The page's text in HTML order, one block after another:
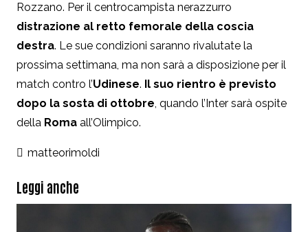
Rozzano. Per il centrocampista nerazzurro
distrazione al retto femorale della coscia
destra. Le sue condizioni saranno rivalutate la
prossima settimana, ma non sarà a disposizione per il
match contro l’Udinese. Il suo rientro è previsto
dopo la sosta di ottobre, quando l’Inter sarà ospite
della Roma all’Olimpico.
matteorimoldi
Leggi anche